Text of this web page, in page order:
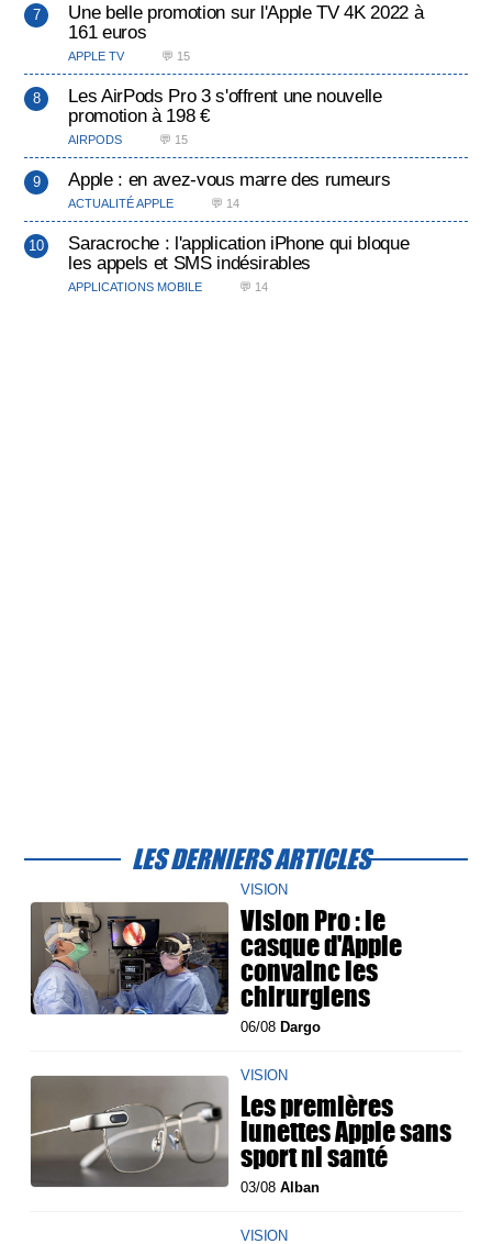
Une belle promotion sur l'Apple TV 4K 2022 à
161 euros
APPLE TV 💬 15
Les AirPods Pro 3 s'offrent une nouvelle
promotion à 198 €
AIRPODS 💬 15
Apple : en avez-vous marre des rumeurs
ACTUALITÉ APPLE 💬 14
Saracroche : l'application iPhone qui bloque
les appels et SMS indésirables
APPLICATIONS MOBILE 💬 14
LES DERNIERS ARTICLES
VISION
Vision Pro : le
casque d'Apple
convainc les
chirurgiens
06/08 Dargo
VISION
Les premières
lunettes Apple sans
sport ni santé
03/08Alban
VISION